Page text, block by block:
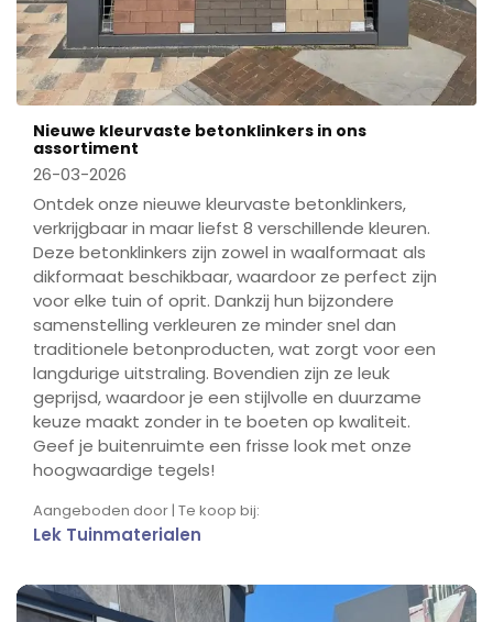
Nieuwe kleurvaste betonklinkers in ons
assortiment
26-03-2026
Ontdek onze nieuwe kleurvaste betonklinkers,
verkrijgbaar in maar liefst 8 verschillende kleuren.
Deze betonklinkers zijn zowel in waalformaat als
dikformaat beschikbaar, waardoor ze perfect zijn
voor elke tuin of oprit. Dankzij hun bijzondere
samenstelling verkleuren ze minder snel dan
traditionele betonproducten, wat zorgt voor een
langdurige uitstraling. Bovendien zijn ze leuk
geprijsd, waardoor je een stijlvolle en duurzame
keuze maakt zonder in te boeten op kwaliteit.
Geef je buitenruimte een frisse look met onze
hoogwaardige tegels!
Aangeboden door | Te koop bij:
Lek Tuinmaterialen